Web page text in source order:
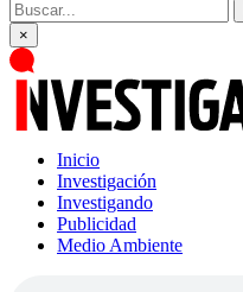
×
Inicio
Investigación
Investigando
Publicidad
Medio Ambiente